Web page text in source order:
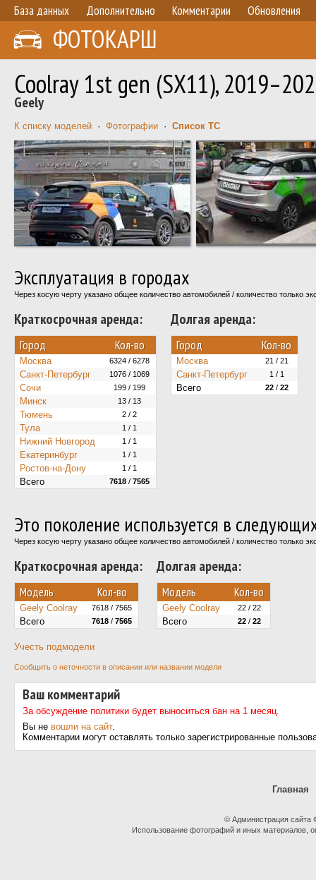
База данных Дополнительно Комментарии Обновления
ФОТОКАРШ
Coolray 1st gen (SX11),
Geely
К списку моделей · Фотографии · Список ТС
Эксплуатация в городах
Через косую черту указано общее количество автомобилей / количество только
Краткосрочная аренда:
Город Кол-во
Москва 6324 / 6278
Санкт-Петербург 1076 / 1069
Сочи 199 / 199
Минск 13 / 13
Тюмень 2 / 2
Тула 1 / 1
Нижний Новгород 1 / 1
Екатеринбург 1 / 1
Ростов-на-Дону 1 / 1
Всего 7618 / 7565
Долгая аренда:
Город Кол-во
Москва 21 / 21
Санкт-Петербург 1 / 1
Всего 22/ 22
Это поколение используется в
Через косую черту указано общее количество автомобилей / количество только
Краткосрочная аренда:
Модель Кол-во
Geely Coolray 7618 / 7565
Всего 7618 / 7565
Долгая аренда:
Модель Кол-во
Geely Coolray 22 / 22
Всего 22/ 22
Учесть подмодели
Сообщить о неточности в описании или названии модели
Ваш комментарий
За обсуждение политики будет выноситься бан на 1 месяц.
Вы не вошли на сайт.
Комментарии могут оставлять только зарегистрированные
Главная
© Администрация
Использование фотографий и иных материалов,